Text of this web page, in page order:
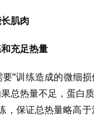
肌肉
充足热量
“训练造成的微细
总热量不足，蛋白
，保证总热量略高